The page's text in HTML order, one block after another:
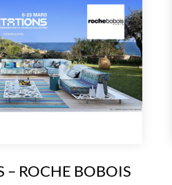
– ROCHE BOBOIS